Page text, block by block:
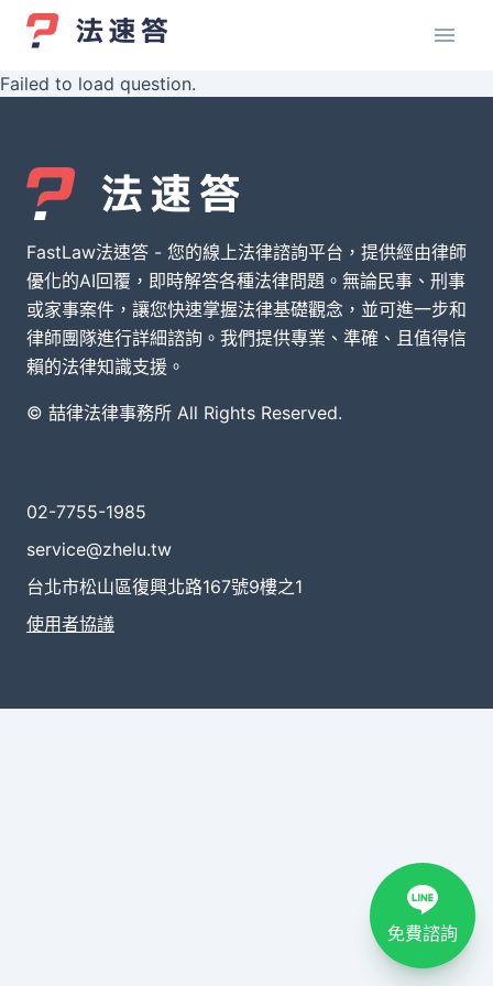
Failed to load question.
FastLaw法速答 - 您的線上法律諮詢平台，提供經由律師
優化的AI回覆，即時解答各種法律問題。無論民事、刑事
或家事案件，讓您快速掌握法律基礎觀念，並可進一步和
律師團隊進行詳細諮詢。我們提供專業、準確、且值得信
賴的法律知識支援。
© 喆律法律事務所 All Rights Reserved.
02-7755-1985
service@zhelu.tw
台北市松山區復興北路167號9樓之1
使用者協議
免費諮詢